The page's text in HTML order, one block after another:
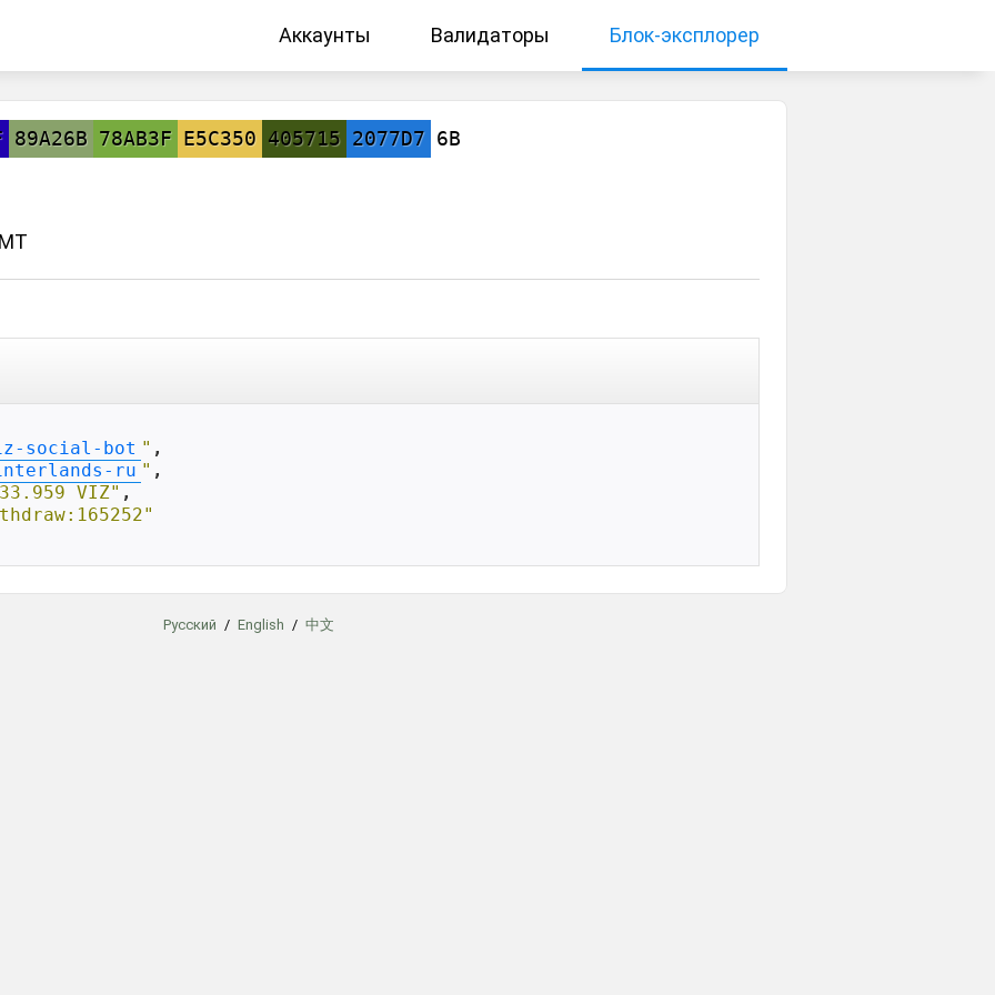
Аккаунты Валидаторы Блок-эксплорер
89A26B 78AB3F E5C350 405715 2077D7 6B
social-bot " ,
ru " ,
VIZ" ,
Русский / English / 中文